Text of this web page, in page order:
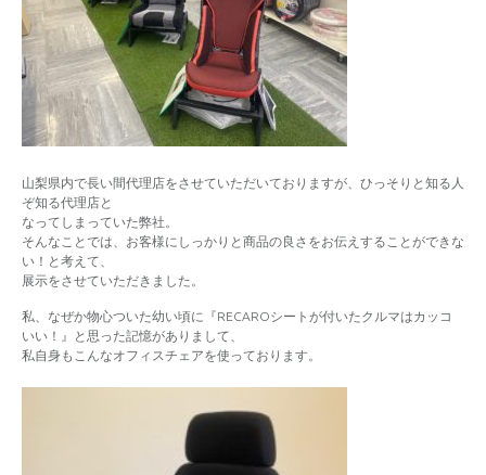
山梨県内で長い間代理店をさせていただいておりますが、ひっそりと知る人
ぞ知る代理店と
なってしまっていた弊社。
そんなことでは、お客様にしっかりと商品の良さをお伝えすることができな
い！と考えて、
展示をさせていただきました。
私、なぜか物心ついた幼い頃に『RECAROシートが付いたクルマはカッコ
いい！』と思った記憶がありまして、
私自身もこんなオフィスチェアを使っております。